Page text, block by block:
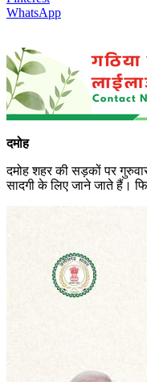
WhatsApp
दमोह
दमोह शहर की सड़कों पर
सादगी के लिए जाने जाते हैं।